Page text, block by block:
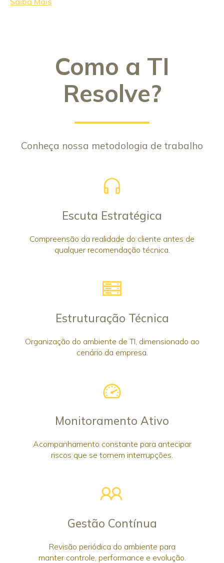
Como a TI
Resolve?
Conheça nossa metodologia de trabalho
Escuta Estratégica
Compreensão da realidade do cliente antes de
qualquer recomendação técnica.
Estruturação Técnica
Organização do ambiente de TI, dimensionado ao
cenário da empresa.
Monitoramento Ativo
Acompanhamento constante para antecipar
riscos que se tornem interrupções.
Gestão Contínua
Revisão periódica do ambiente para
manter controle, performance e evolução.